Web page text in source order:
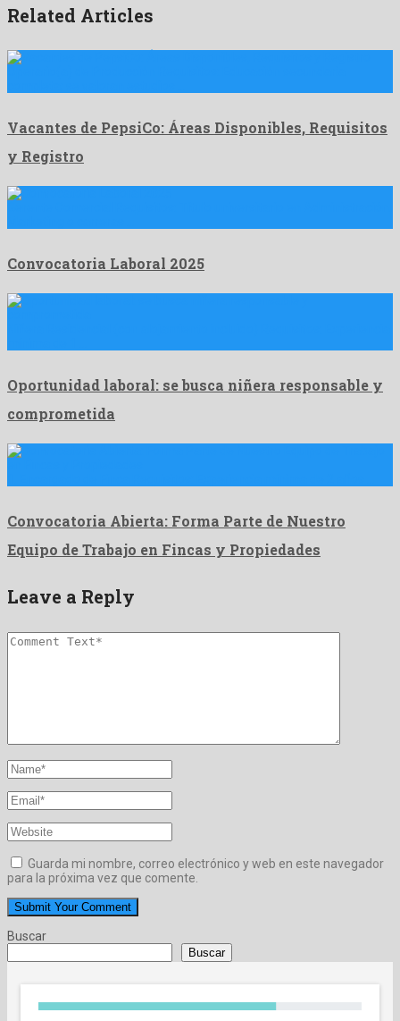
Related Articles
Vacantes de PepsiCo: Áreas Disponibles, Requisitos
y Registro
Convocatoria Laboral 2025
Oportunidad laboral: se busca niñera responsable y
comprometida
Convocatoria Abierta: Forma Parte de Nuestro
Equipo de Trabajo en Fincas y Propiedades
Leave a Reply
Guarda mi nombre, correo electrónico y web en este navegador
para la próxima vez que comente.
Buscar
Buscar